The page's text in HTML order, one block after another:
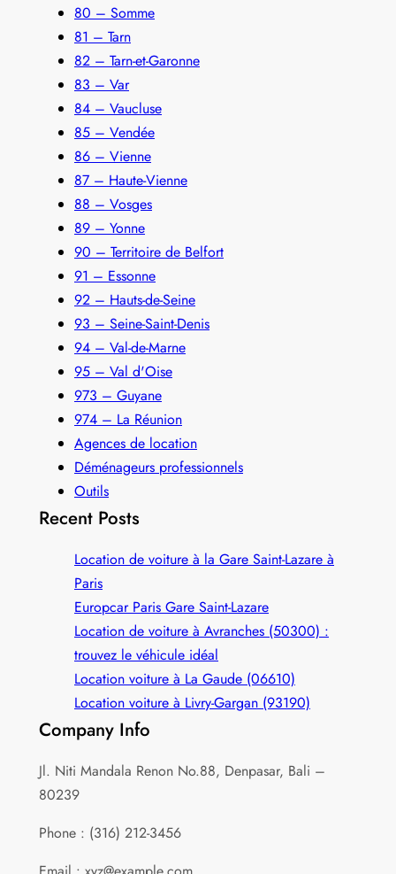
80 – Somme
81 – Tarn
82 – Tarn-et-Garonne
83 – Var
84 – Vaucluse
85 – Vendée
86 – Vienne
87 – Haute-Vienne
88 – Vosges
89 – Yonne
90 – Territoire de Belfort
91 – Essonne
92 – Hauts-de-Seine
93 – Seine-Saint-Denis
94 – Val-de-Marne
95 – Val d'Oise
973 – Guyane
974 – La Réunion
Agences de location
Déménageurs professionnels
Outils
Recent Posts
Location de voiture à la Gare Saint-Lazare à
Paris
Europcar Paris Gare Saint‑Lazare
Location de voiture à Avranches (50300) :
trouvez le véhicule idéal
Location voiture à La Gaude (06610)
Location voiture à Livry-Gargan (93190)
Company Info
Jl. Niti Mandala Renon No.88, Denpasar, Bali –
80239
Phone : (316) 212-3456